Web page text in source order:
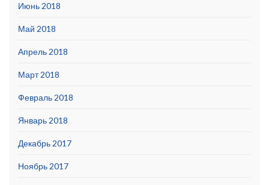
Июнь 2018
Май 2018
Апрель 2018
Март 2018
Февраль 2018
Январь 2018
Декабрь 2017
Ноябрь 2017